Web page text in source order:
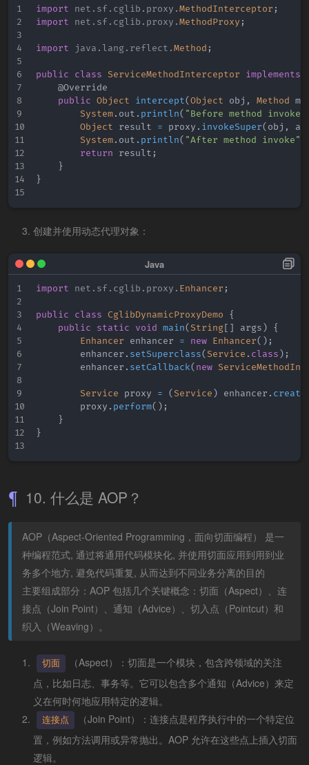
import net . sf . cglib . proxy .MethodInterceptor ;
import
net . sf . cglib . proxy .MethodProxy ;
import java . lang . reflect .Method ;
public class ServiceMethodInterceptor implements
@Override
public Object intercept(Object obj , Method
System. out . println( "Before method invoke"
Object result = proxy . invokeSuper( obj ,
System. out . println( "After method invoke"
return result ;
}
}
创建并使用动态代理对象：
import net . sf . cglib . proxy . Enhancer ;
public class CglibDynamicProxyDemo
{
public
static void main( String[ ] args )
{
Enhancer enhancer = new Enhancer( ) ;
        enhancer
. setSuperclass( Service . class ) ;
        enhancer
. setCallback( new
Service proxy = ( Service ) enhancer . create
        proxy
. perform( ) ;
}
}
10. 什么是 AOP？
AOP（Aspect-Oriented Programming，面向切面编程） 是一
种编程范式, 通过将通用代码模块化, 并使用切面应用到用到业
务多个地方, 避免代码重复, 从而达到不同业务分离的目的
主要组成部分：AOP 包括几个关键概念：切面（Aspect）、连
接点（Join Point）、通知（Advice）、切入点（Pointcut）和
织入（Weaving）。
切面
（Aspect）：切面是一个模块，包含跨领域的关注
点，比如日志、事务等。它可以包含多个通知（Advice）来定
义在何时何地应用特定的逻辑。
连接点
（Join Point）：连接点是程序执行中的一个特定位
置，例如方法调用或异常抛出。AOP 允许在这些点上插入切面
逻辑。